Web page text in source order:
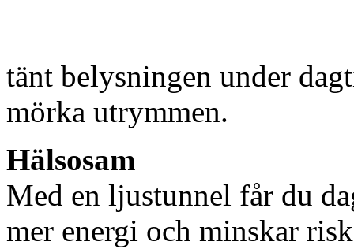
tänt belysningen under
mörka utrymmen.
Hälsosam
Med en ljustunnel får du
mer energi och minskar